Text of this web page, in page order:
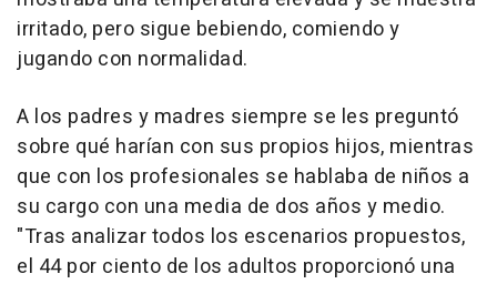
irritado, pero sigue bebiendo, comiendo y
jugando con normalidad.
A los padres y madres siempre se les preguntó
sobre qué harían con sus propios hijos, mientras
que con los profesionales se hablaba de niños a
su cargo con una media de dos años y medio.
"Tras analizar todos los escenarios propuestos,
el 44 por ciento de los adultos proporcionó una